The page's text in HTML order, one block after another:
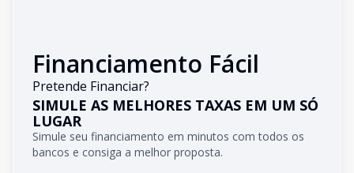
Financiamento Fácil
Pretende Financiar?
SIMULE AS MELHORES TAXAS EM UM SÓ
LUGAR
Simule seu financiamento em minutos com todos os
bancos e consiga a melhor proposta.